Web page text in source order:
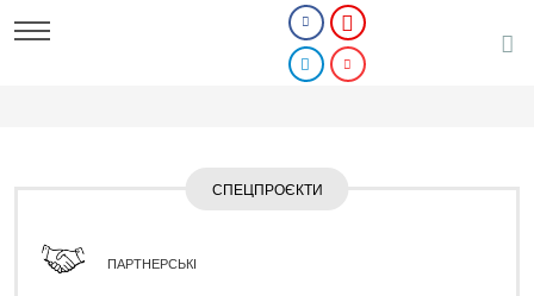
СПЕЦПРОЄКТИ
ПАРТНЕРСЬКІ